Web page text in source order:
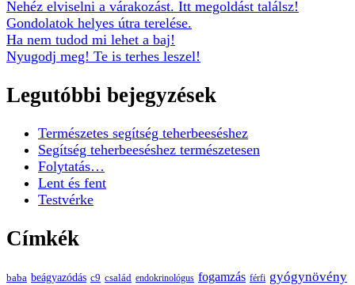
Nehéz elviselni a várakozást. Itt megoldást találsz!
Gondolatok helyes útra terelése.
Ha nem tudod mi lehet a baj!
Nyugodj meg! Te is terhes leszel!
Legutóbbi bejegyzések
Természetes segítség teherbeeséshez
Segítség teherbeeséshez természetesen
Folytatás…
Lent és fent
Testvérke
Címkék
baba beágyazódás c9 család endokrinológus fogamzás férfi gyógynövény